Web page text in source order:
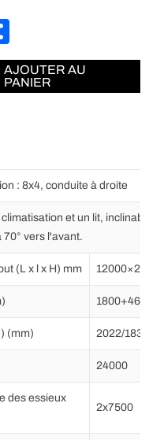
Share
AJOUTER AU
PANIER
: 8x4, conduite à droite
et un lit,
vers l'avant.
(L x l x H) mm
(mm)
2022/1830
24000
des essieux
2x7500